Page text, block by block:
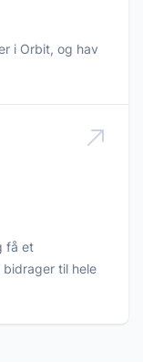
i Orbit, og hav
få et
til hele